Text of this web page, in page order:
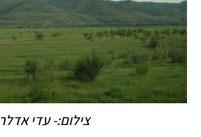
צילום:- עדי אדלר